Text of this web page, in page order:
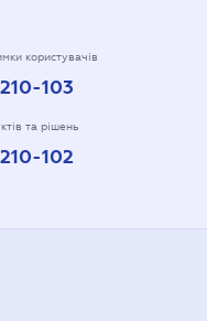
користувачів
103
та рішень
102